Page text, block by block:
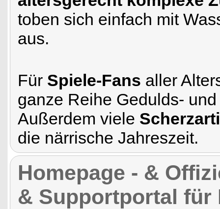
toben sich einfach mit
aus.
Für Spiele-Fans aller
ganze Reihe Gedulds-
Außerdem viele
die närrische Jahreszeit.
Homepage - &
& Supportportal für